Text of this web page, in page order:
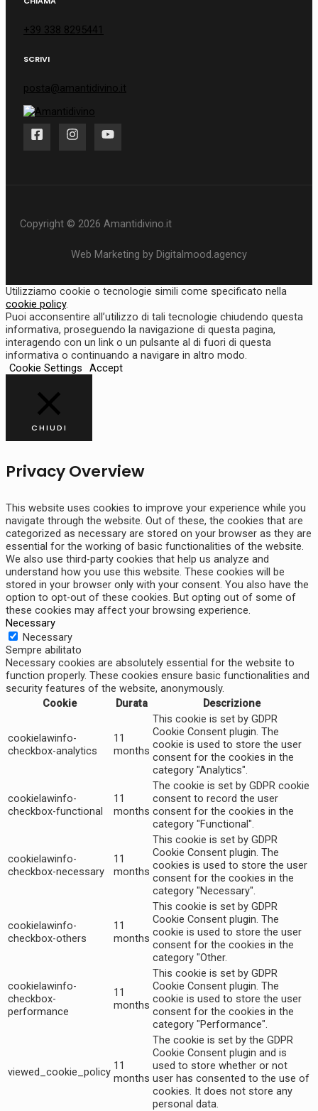
+39 338 8295441
SCRIVI
posta@amantidivino.it
Copyright © 2026 Amantidivino.it
Web Marketing by Digitalmood.agency
Utilizziamo cookie o tecnologie simili come specificato nella
cookie policy.
Puoi acconsentire all’utilizzo di tali tecnologie chiudendo questa
informativa, proseguendo la navigazione di questa pagina,
interagendo con un link o un pulsante al di fuori di questa
informativa o continuando a navigare in altro modo.
Cookie Settings
Accept
CHIUDI
Privacy Overview
This website uses cookies to improve your experience while you
navigate through the website. Out of these, the cookies that are
categorized as necessary are stored on your browser as they are
essential for the working of basic functionalities of the website.
We also use third-party cookies that help us analyze and
understand how you use this website. These cookies will be
stored in your browser only with your consent. You also have the
option to opt-out of these cookies. But opting out of some of
these cookies may affect your browsing experience.
Necessary
Necessary
Sempre abilitato
Necessary cookies are absolutely essential for the website to
function properly. These cookies ensure basic functionalities and
security features of the website, anonymously.
Cookie
Durata Descrizione
cookielawinfo-
checkbox-analytics
11
months
This cookie is set by GDPR
Cookie Consent plugin. The
cookie is used to store the user
consent for the cookies in the
category "Analytics".
cookielawinfo-
checkbox-functional
11
months
The cookie is set by GDPR cookie
consent to record the user
consent for the cookies in the
category "Functional".
cookielawinfo-
checkbox-necessary
11
months
This cookie is set by GDPR
Cookie Consent plugin. The
cookies is used to store the user
consent for the cookies in the
category "Necessary".
cookielawinfo-
checkbox-others
11
months
This cookie is set by GDPR
Cookie Consent plugin. The
cookie is used to store the user
consent for the cookies in the
category "Other.
cookielawinfo-
checkbox-
performance
11
months
This cookie is set by GDPR
Cookie Consent plugin. The
cookie is used to store the user
consent for the cookies in the
category "Performance".
viewed_cookie_policy 11
months
The cookie is set by the GDPR
Cookie Consent plugin and is
used to store whether or not
user has consented to the use of
cookies. It does not store any
personal data.